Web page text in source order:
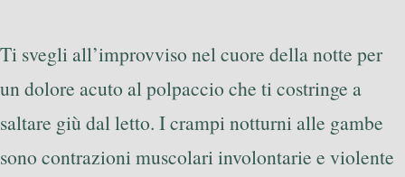
Ti svegli all’improvviso nel cuore della notte per
un dolore acuto al polpaccio che ti costringe a
saltare giù dal letto. I crampi notturni alle gambe
sono contrazioni muscolari involontarie e violente